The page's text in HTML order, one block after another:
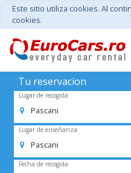
Este sitio utiliza cookies. Al
cookies.
Tu reservacion
Lugar de recogida
Pascani
Lugar de enseñanza
Pascani
Fecha de recogida